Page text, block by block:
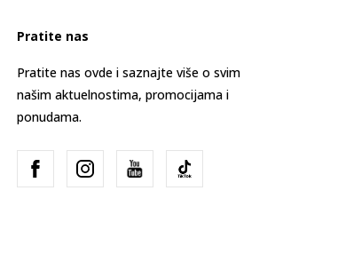
Pratite nas
Pratite nas ovde i saznajte više o svim
našim aktuelnostima, promocijama i
ponudama.